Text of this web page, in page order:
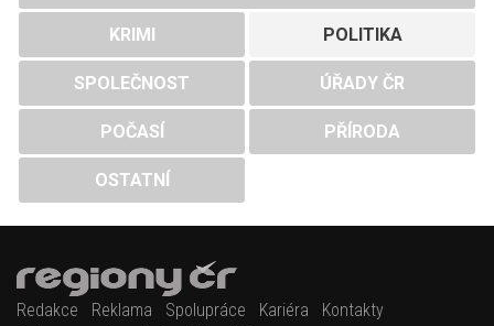
KRIMI POLITIKA
SPOLEČNOST ÚŘADY ČR
POČASÍ PŘÍRODA
OSTATNÍ
Redakce Reklama Spolupráce Kariéra
Kontakty